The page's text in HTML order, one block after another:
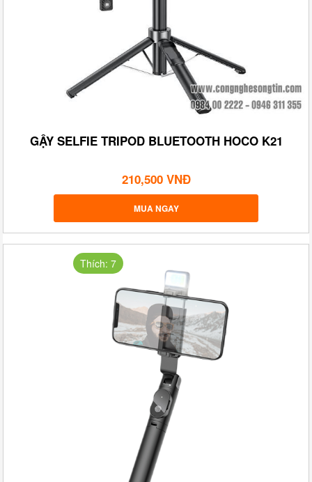
GẬY SELFIE TRIPOD BLUETOOTH HOCO K21
210,500 VNĐ
MUA NGAY
Thích: 7